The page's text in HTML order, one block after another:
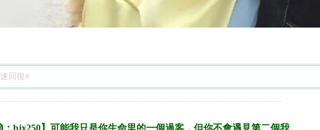
：bjx250】可能我只是你生命里的一個過客，但你不會遇見第二個我。